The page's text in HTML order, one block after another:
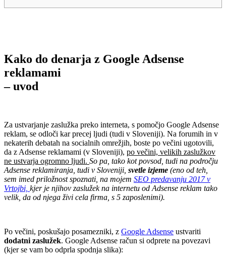
Kako do denarja z Google Adsense
reklamami
– uvod
Za ustvarjanje zaslužka preko interneta, s pomočjo Google Adsense
reklam, se odloči kar precej ljudi (tudi v Sloveniji). Na forumih in v
nekaterih debatah na socialnih omrežjih, boste po večini ugotovili,
da z Adsense reklamami (v Sloveniji), po večini, velikih zaslužkov
ne ustvarja ogromno ljudi. So pa, tako kot povsod, tudi na področju
Adsense reklamiranja, tudi v Sloveniji, svetle izjeme (eno od teh,
sem imed priložnost spoznati, na mojem SEO predavanju 2017 v
Vrtojbi, kjer je njihov zaslužek na internetu od Adsense reklam tako
velik, da od njega živi cela firma, s 5 zaposlenimi).
Po večini, poskušajo posamezniki, z Google Adsense ustvariti
dodatni zaslužek. Google Adsense račun si odprete na povezavi
(kjer se vam bo odprla spodnja slika):